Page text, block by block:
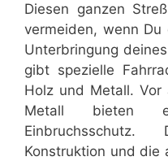
Diesen ganzen
vermeiden, wenn
Unterbringung
gibt spezielle
Holz und Metall.
Metall bieten
Konstruktion und die